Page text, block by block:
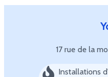
17 rue de la
Installations